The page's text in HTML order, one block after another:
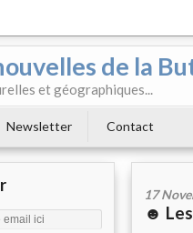
de la
et géographiques...
Newsletter Contact
17
☻